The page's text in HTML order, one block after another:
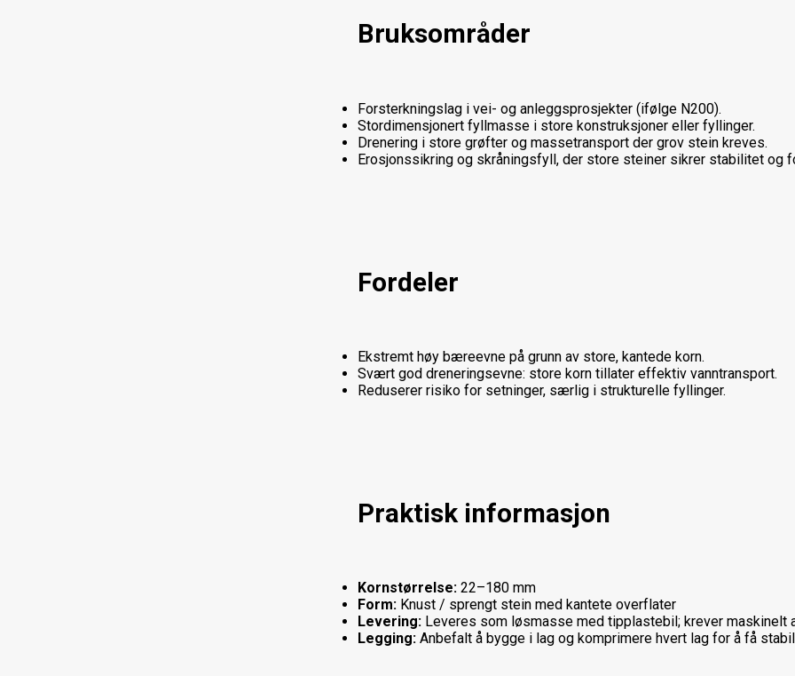
Bruksområder
Forsterkningslag i vei- og anleggsprosjekter (ifølge N200).
Stordimensjonert fyllmasse i store konstruksjoner eller fyllinger.
Drenering i store grøfter og massetransport der grov stein kreves.
Erosjonssikring og skråningsfyll, der store steiner sikrer stabilitet og
Fordeler
Ekstremt høy bæreevne på grunn av store, kantede korn.
Svært god dreneringsevne: store korn tillater effektiv vanntransport.
Reduserer risiko for setninger, særlig i strukturelle fyllinger.
Praktisk informasjon
Kornstørrelse: 22–180 mm
Form: Knust / sprengt stein med kantete overflater
Levering: Leveres som løsmasse med tipplastebil; krever maskinelt
Legging: Anbefalt å bygge i lag og komprimere hvert lag for å få